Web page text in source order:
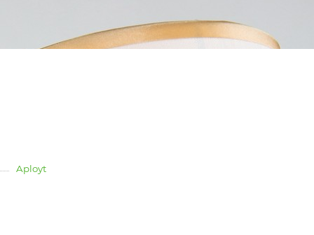
Aployt